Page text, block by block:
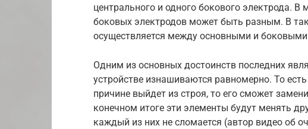
центрального и одного бокового электрода. В
боковых электродов может быть разным. В
осуществляется между основными и
Одним из основных достоинств последних
устройстве изнашиваются равномерно. То
причине выйдет из строя, то его сможет
конечном итоге эти элементы будут менять
каждый из них не сломается (автор видео об